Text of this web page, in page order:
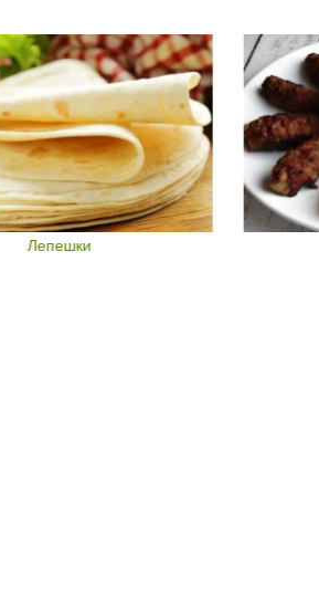
Лепешки